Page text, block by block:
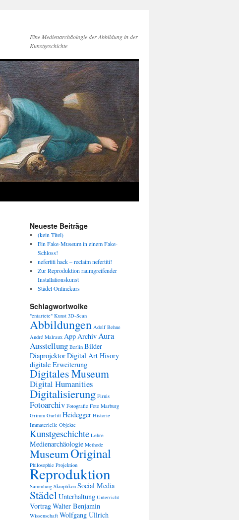
Eine Medienarchäologie der Abbildung in der
Kunstgeschichte
Neueste Beiträge
(kein Titel)
Ein Fake-Museum in einem Fake-
Schloss!
nefertiti hack – reclaim nefertiti!
Zur Reproduktion raumgreifender
Installationskunst
Städel Onlinekurs
Schlagwortwolke
"entartete" Kunst 3D-Scan
Abbildungen Adolf Behne
André Malraux AppArchivAura
Ausstellung Berlin Bilder
DiaprojektorDigital Art Hisory
digitale Erweiterung
Digitales Museum
Digital Humanities
Digitalisierung Firnis
Fotoarchiv Fotografie Foto Marburg
Grimm Gurlitt Heidegger Historie
Immaterielle Objekte
Kunstgeschichte Lehre
Medienarchäologie Methode
MuseumOriginal
Philosophie Projektion
Reproduktion
Sammlung Skioptikon Social Media
StädelUnterhaltung Unterricht
VortragWalter Benjamin
Wissenschaft Wolfgang Ullrich